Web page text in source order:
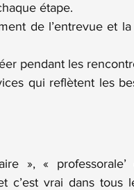
étape.
de l’entrevue et
pendant les
qui reflètent les
», «
c’est vrai dans tous